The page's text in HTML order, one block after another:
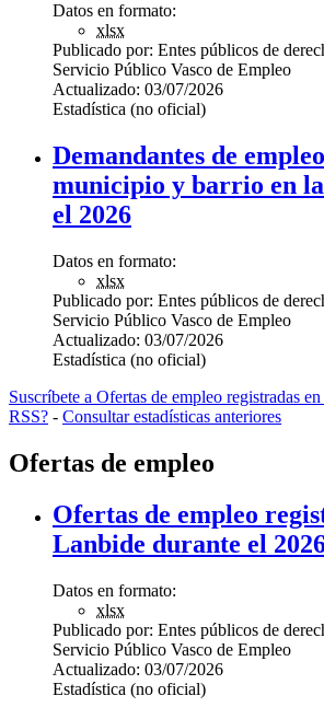
Datos en formato:
xlsx
Publicado por: Entes públicos de
Servicio Público Vasco de Empleo
Actualizado: 03/07/2026
Estadística (no oficial)
Demandantes de
municipio y barrio en
el 2026
Datos en formato:
xlsx
Publicado por: Entes públicos de
Servicio Público Vasco de Empleo
Actualizado: 03/07/2026
Estadística (no oficial)
Suscríbete a Ofertas de empleo registradas
RSS? - Consultar estadísticas anteriores
Ofertas de empleo
Ofertas de empleo
Lanbide durante el
Datos en formato:
xlsx
Publicado por: Entes públicos de
Servicio Público Vasco de Empleo
Actualizado: 03/07/2026
Estadística (no oficial)